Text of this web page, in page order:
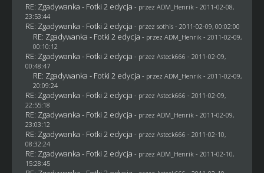
RE: Zgadywanka - Fotki 2 edycja - przez ADM_Henrik - 2011-02-08,
23:53:44
RE: Zgadywanka - Fotki 2 edycja - przez sothis- 2011-02-09, 00:02:00
RE: Zgadywanka - Fotki 2 edycja - przez ADM_Henrik - 2011-02-09,
00:10:12
RE: Zgadywanka - Fotki 2 edycja - przez Asteck666 - 2011-02-09,
00:48:47
RE: Zgadywanka - Fotki 2 edycja - przez ADM_Henrik - 2011-02-09,
20:09:24
RE: Zgadywanka - Fotki 2 edycja - przez Asteck666 - 2011-02-09,
22:55:18
RE: Zgadywanka - Fotki 2 edycja - przez ADM_Henrik - 2011-02-09,
23:03:12
RE: Zgadywanka - Fotki 2 edycja - przez Asteck666 - 2011-02-10,
08:32:24
RE: Zgadywanka - Fotki 2 edycja - przez ADM_Henrik - 2011-02-10,
15:28:45